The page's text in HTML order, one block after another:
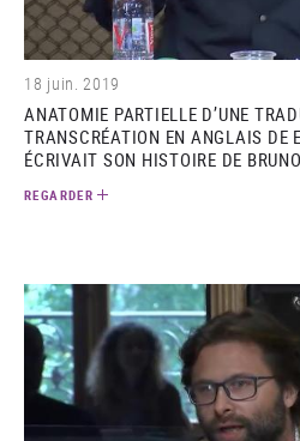
18 juin. 2019
ANATOMIE PARTIELLE D’UNE
TRANSCRÉATION EN ANGLAIS DE
ÉCRIVAIT SON HISTOIRE DE
REGARDER